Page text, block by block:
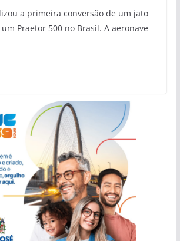
a primeira conversão de um jato
um Praetor 500 no Brasil. A aeronave